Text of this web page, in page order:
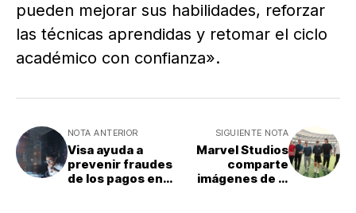
pueden mejorar sus habilidades, reforzar
las técnicas aprendidas y retomar el ciclo
académico con confianza».
NOTA ANTERIOR
Visa ayuda a
prevenir fraudes
de los pagos en
SIGUIENTE NOTA
Marvel Studios
comparte
imágenes de la